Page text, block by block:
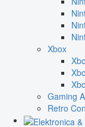
Xbox
Gaming
Retro